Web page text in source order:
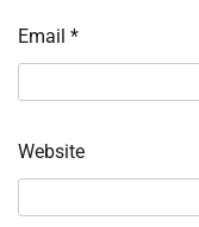
Email *
Website